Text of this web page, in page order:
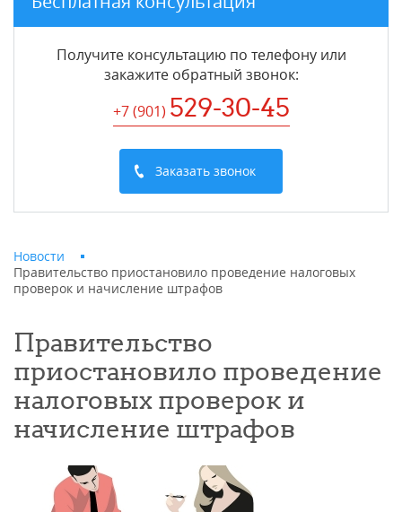
Получите консультацию по телефону или
закажите обратный звонок:
+7 (901) 529-30-45
Заказать звонок
Новости
Правительство приостановило проведение налоговых
проверок и начисление штрафов
Правительство
приостановило проведение
налоговых проверок и
начисление штрафов